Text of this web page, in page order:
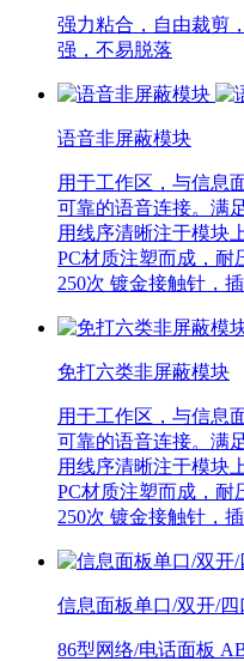
强力粘合，自由裁剪
强，不易脱落
语音非屏蔽模块
用于工作区，与信息
可靠的语音连接。满
用线序清晰注于模块
PC材质注塑而成，耐
250次 镀金接触针，
免打六类非屏蔽模块
用于工作区，与信息
可靠的语音连接。满
用线序清晰注于模块
PC材质注塑而成，耐
250次 镀金接触针，
信息面板单口/双开/四
86型网络/电话面板